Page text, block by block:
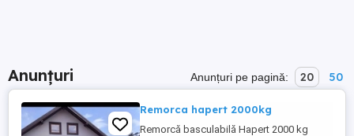
Anunțuri Anunțuri pe pagină: 20 50
Remorca hapert 2000kg
Remorcă basculabilă Hapert 2000 kg